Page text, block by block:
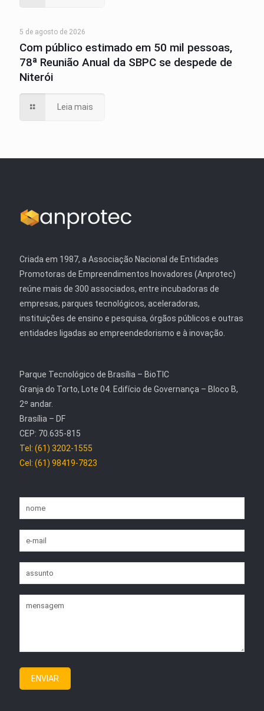
5 de agosto de 2026
Com público estimado em 50 mil pessoas,
78ª Reunião Anual da SBPC se despede de
Niterói
Leia mais
Criada em 1987, a Associação Nacional de Entidades
Promotoras de Empreendimentos Inovadores (Anprotec)
reúne mais de 300 associados, entre incubadoras de
empresas, parques tecnológicos, aceleradoras,
instituições de ensino e pesquisa, órgãos públicos e outras
entidades ligadas ao empreendedorismo e à inovação.
Parque Tecnológico de Brasília – BioTIC
Granja do Torto, Lote 04. Edifício de Governança – Bloco B,
2º andar.
Brasília – DF
CEP: 70.635-815
Tel: (61) 3202-1555
Cel: (61) 98419-7823